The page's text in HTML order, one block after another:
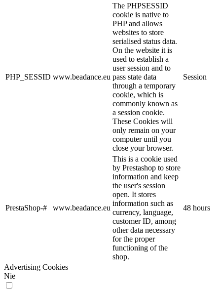
PHP_SESSID www.beadance.eu
The PHPSESSID
cookie is native to
PHP and allows
websites to store
serialised status data.
On the website it is
used to establish a
user session and to
pass state data
through a temporary
cookie, which is
commonly known as
a session cookie.
These Cookies will
only remain on your
computer until you
close your browser.
Session
PrestaShop-# www.beadance.eu
This is a cookie used
by Prestashop to store
information and keep
the user's session
open. It stores
information such as
currency, language,
customer ID, among
other data necessary
for the proper
functioning of the
shop.
48 hours
Advertising Cookies
Nie